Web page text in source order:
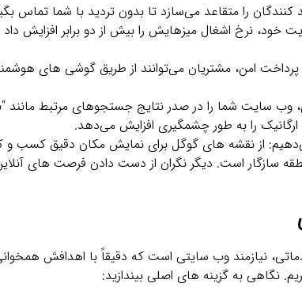
را متقاعد می‌سازد تا بدون تردید با شما تماس
خود، نرخ اشغال میزهایش را بیش از دو برابر افزایش داد
پرداخت امن، مشتریان می‌توانند از طریق گوشی‌ های
سایت شما را در صدر نتایج جستجوهای مرتبط مانند
را به طور چشمگیری افزایش می‌دهد.
از نقشه‌ های گوگل برای نمایش مکان دقیق کسب‌ و
سازگار است. دیگر نگران از دست دادن فرصت‌ های
نیازمند وب‌ سایتی است که دقیقاً با اهدافش همخوانی
نگاهی به گزینه‌ های اصلی بیندازید: